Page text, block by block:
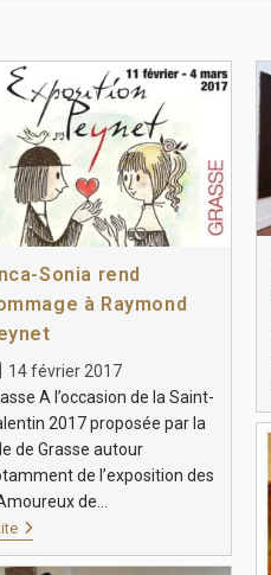
Sonia rend
à Raymond
14 février 2017
A l’occasion de la Saint-
2017 proposée par la
de Grasse autour
de l’exposition des
de…